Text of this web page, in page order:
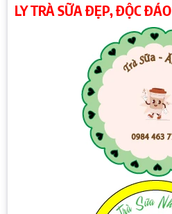
LY TRÀ SỮA ĐẸP, ĐỘC ĐÁO